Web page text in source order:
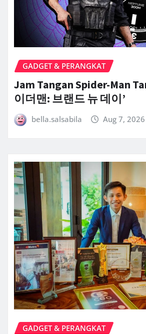
GADGET & PERANGKAT
Jam Tangan Spider-Man
이더맨: 브랜드 뉴 데이’
bella.salsabila Aug 7, 2026
GADGET & PERANGKAT